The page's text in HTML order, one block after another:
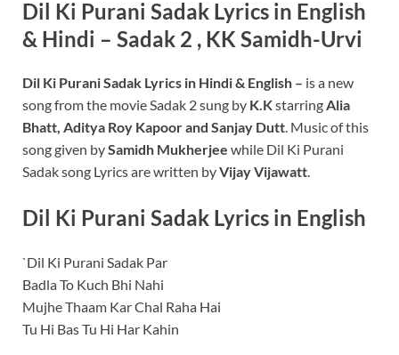
Dil Ki Purani Sadak Lyrics in English
& Hindi – Sadak 2 , KK Samidh-Urvi
Dil Ki Purani Sadak Lyrics in Hindi & English – is a new
song from the movie Sadak 2 sung by K.KstarringAlia
Bhatt, Aditya Roy Kapoor and Sanjay Dutt. Music of this
song given bySamidh Mukherjee while Dil Ki Purani
Sadak song Lyrics are written byVijay Vijawatt.
Dil Ki Purani Sadak Lyrics in English
`Dil Ki Purani Sadak Par
Badla To Kuch Bhi Nahi
Mujhe Thaam Kar Chal Raha Hai
Tu Hi Bas Tu Hi Har Kahin